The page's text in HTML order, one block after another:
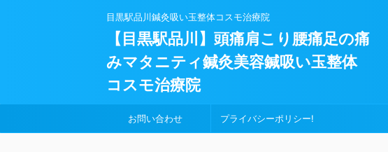
目黒駅品川鍼灸吸い玉整体コスモ治療院
【目黒駅品川】頭痛肩こり腰痛足の痛
みマタニティ鍼灸美容鍼吸い玉整体
コスモ治療院
お問い合わせ プライバシーポリシー!